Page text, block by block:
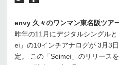
envy 久々のワンマン東名阪ツア
昨年の11月にデジタルシングル
ei」の10インチアナログが 3月3
定。 この「Seimei」のリリース